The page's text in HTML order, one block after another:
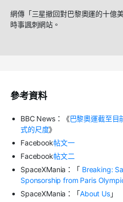
網傳「三星撤回對巴黎奧運的十億
時事諷刺網站。
參考資料
BBC News：《巴黎奧運截至目
式的尺度》
Facebook帖文一
Facebook帖文二
SpaceXMania：「 Breaking:
Sponsorship from Paris
SpaceXMania：「About Us」